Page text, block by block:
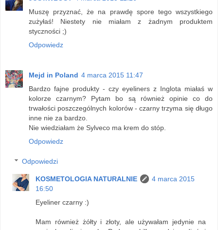
Muszę przyznać, że na prawdę spore tego wszystkiego
zużyłaś! Niestety nie miałam z żadnym produktem
styczności ;)
Odpowiedz
Mejd in Poland 4 marca 2015 11:47
Bardzo fajne produkty - czy eyeliners z Inglota miałaś w
kolorze czarnym? Pytam bo są również opinie co do
trwałości poszczególnych kolorów - czarny trzyma się długo
inne nie za bardzo.
Nie wiedziałam że Sylveco ma krem do stóp.
Odpowiedz
Odpowiedzi
KOSMETOLOGIA NATURALNIE
4 marca 2015
16:50
Eyeliner czarny :)
Mam również żółty i złoty, ale używałam jedynie na